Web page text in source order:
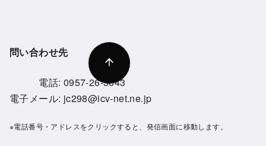
問い合わせ先
電話: 0957-26-3643
電子メール: jc298@icv-net.ne.jp
※電話番号・アドレスをクリックすると、発信画面に移動します。